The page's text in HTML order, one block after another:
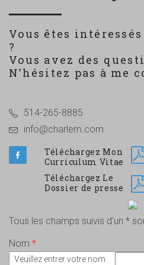
Vous êtes
?
Vous avez des
N’hésitez pas à me
514-265-8885
info@charlem.com
Téléchargez Mon
Curriculum Vitae
Téléchargez Le
Dossier de presse
Tous les champs suivis d'un *
Nom *
Veuillez entrer votre nom